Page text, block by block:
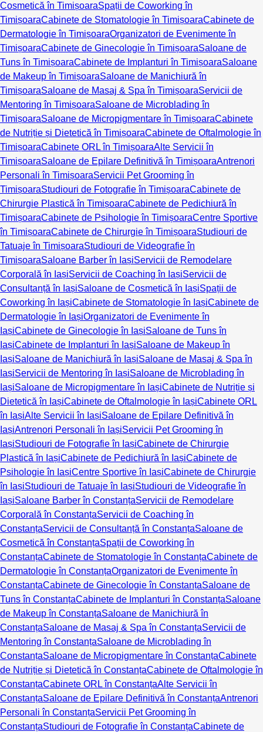
Cosmetică în TimișoaraSpații de Coworking în
TimișoaraCabinete de Stomatologie în TimișoaraCabinete de
Dermatologie în TimișoaraOrganizatori de Evenimente în
TimișoaraCabinete de Ginecologie în TimișoaraSaloane de
Tuns în TimișoaraCabinete de Implanturi în TimișoaraSaloane
de Makeup în TimișoaraSaloane de Manichiură în
TimișoaraSaloane de Masaj & Spa în TimișoaraServicii de
Mentoring în TimișoaraSaloane de Microblading în
TimișoaraSaloane de Micropigmentare în TimișoaraCabinete
de Nutriție și Dietetică în TimișoaraCabinete de Oftalmologie în
TimișoaraCabinete ORL în TimișoaraAlte Servicii în
TimișoaraSaloane de Epilare Definitivă în TimișoaraAntrenori
Personali în TimișoaraServicii Pet Grooming în
TimișoaraStudiouri de Fotografie în TimișoaraCabinete de
Chirurgie Plastică în TimișoaraCabinete de Pedichiură în
TimișoaraCabinete de Psihologie în TimișoaraCentre Sportive
în TimișoaraCabinete de Chirurgie în TimișoaraStudiouri de
Tatuaje în TimișoaraStudiouri de Videografie în
TimișoaraSaloane Barber în IașiServicii de Remodelare
Corporală în IașiServicii de Coaching în IașiServicii de
Consultanță în IașiSaloane de Cosmetică în IașiSpații de
Coworking în IașiCabinete de Stomatologie în IașiCabinete de
Dermatologie în IașiOrganizatori de Evenimente în
IașiCabinete de Ginecologie în IașiSaloane de Tuns în
IașiCabinete de Implanturi în IașiSaloane de Makeup în
IașiSaloane de Manichiură în IașiSaloane de Masaj & Spa în
IașiServicii de Mentoring în IașiSaloane de Microblading în
IașiSaloane de Micropigmentare în IașiCabinete de Nutriție și
Dietetică în IașiCabinete de Oftalmologie în IașiCabinete ORL
în IașiAlte Servicii în IașiSaloane de Epilare Definitivă în
IașiAntrenori Personali în IașiServicii Pet Grooming în
IașiStudiouri de Fotografie în IașiCabinete de Chirurgie
Plastică în IașiCabinete de Pedichiură în IașiCabinete de
Psihologie în IașiCentre Sportive în IașiCabinete de Chirurgie
în IașiStudiouri de Tatuaje în IașiStudiouri de Videografie în
IașiSaloane Barber în ConstanțaServicii de Remodelare
Corporală în ConstanțaServicii de Coaching în
ConstanțaServicii de Consultanță în ConstanțaSaloane de
Cosmetică în ConstanțaSpații de Coworking în
ConstanțaCabinete de Stomatologie în ConstanțaCabinete de
Dermatologie în ConstanțaOrganizatori de Evenimente în
ConstanțaCabinete de Ginecologie în ConstanțaSaloane de
Tuns în ConstanțaCabinete de Implanturi în ConstanțaSaloane
de Makeup în ConstanțaSaloane de Manichiură în
ConstanțaSaloane de Masaj & Spa în ConstanțaServicii de
Mentoring în ConstanțaSaloane de Microblading în
ConstanțaSaloane de Micropigmentare în ConstanțaCabinete
de Nutriție și Dietetică în ConstanțaCabinete de Oftalmologie în
ConstanțaCabinete ORL în ConstanțaAlte Servicii în
ConstanțaSaloane de Epilare Definitivă în ConstanțaAntrenori
Personali în ConstanțaServicii Pet Grooming în
ConstanțaStudiouri de Fotografie în ConstanțaCabinete de